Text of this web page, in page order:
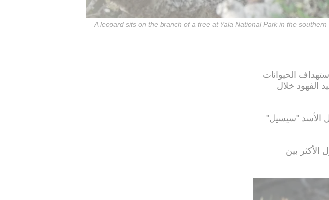
A leopard sits on the branch of a tree at Yala National Park in the
الحيوانات
الفهود خلال
الأسد "سيسيل"
بين